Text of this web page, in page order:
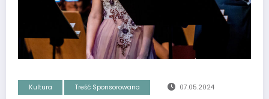
Kultura Treść Sponsorowana 07.05.2024